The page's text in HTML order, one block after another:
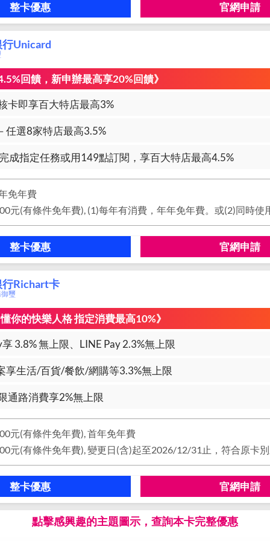
整卡優惠 官網申請
Unicard
回饋，新申辦最高享20%回饋》
卡即享百大特店最高3%
任選8家特店最高3.5%
成指定任務或用149點訂閱，享百大特店最高4.5%
免年費
整卡優惠 官網申請
Richart卡
御璽
你的快樂人格 指定消費最高10%》
3.8% 無上限、LINE Pay 2.3%無上限
享生活/百貨/餐飲/網購等3.3%無上限
通路消費享2%無上限
元(有條件免年費), 首年免年費
整卡優惠 官網申請
點擊感興趣的主題圖示，查詢本卡完整優惠